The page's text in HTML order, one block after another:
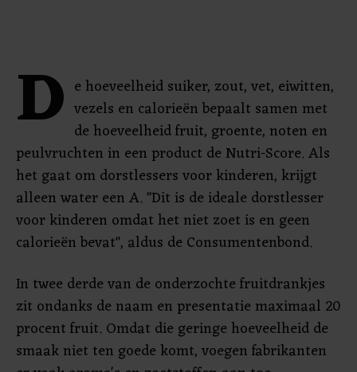
D e hoeveelheid suiker, zout, vet, eiwitten,
vezels en calorieën bepaalt samen met
de hoeveelheid fruit, groente, noten en
peulvruchten in een product de Nutri-Score. Als
het gaat om dorstlessers voor kinderen, krijgt
alleen water een A. "Dit is de ideale dorstlesser
voor kinderen omdat het niet zoet is en geen
calorieën bevat", aldus de Consumentenbond.
In twee derde van de onderzochte fruitdrankjes
zit ondanks de naam en presentatie maximaal 20
procent fruit. Omdat die geringe hoeveelheid de
smaak niet ten goede komt, voegen fabrikanten